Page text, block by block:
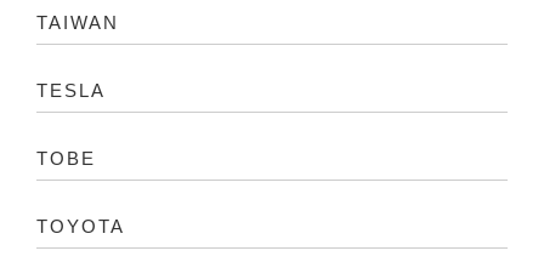
TAIWAN
TESLA
TOBE
TOYOTA